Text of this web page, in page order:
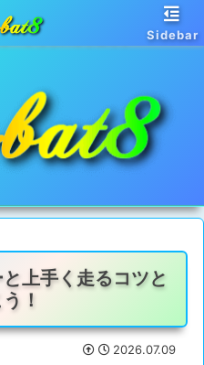
- アットバットエイト
上手く走るコツと
！
2026.07.09
Sidebar